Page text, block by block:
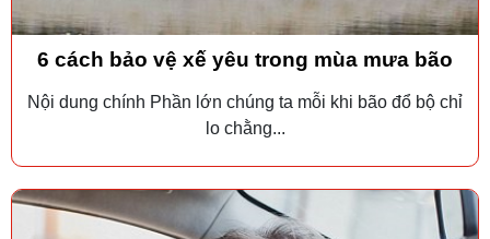
6 cách bảo vệ xế yêu trong mùa mưa bão
Nội dung chính Phần lớn chúng ta mỗi khi bão đổ bộ chỉ
lo chằng...